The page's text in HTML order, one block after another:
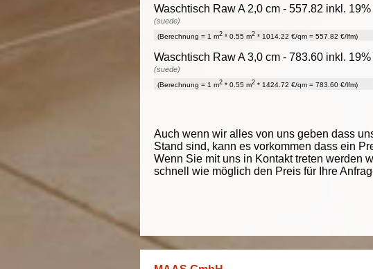
Waschtisch Raw A 2,0 cm - 557.82 inkl.
(suede)
(Berechnung = 1 m2 * 0.55 m2 * 1014.22 €/qm = 557.82 €/lfm)
Waschtisch Raw A 3,0 cm - 783.60 inkl.
(suede)
(Berechnung = 1 m2 * 0.55 m2 * 1424.72 €/qm = 783.60 €/lfm)
Auch wenn wir alles von uns geben dass
Stand sind, kann es vorkommen dass ein
Wenn Sie mit uns in Kontakt treten werden
schnell wie möglich den Preis für Ihre